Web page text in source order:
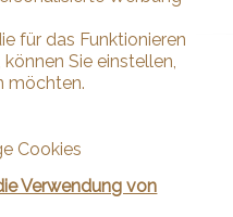
für das Funktionieren
Sie einstellen,
möchten.
Cookies
Verwendung von